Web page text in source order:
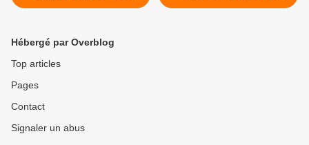
Donald Trump : “Sans
Hezbollah, cible Dahieh et
Hébergé par Overblog
Top articles
Pages
Contact
Signaler un abus